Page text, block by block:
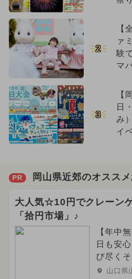
2
【
ァ
験
マ
3
【
日
み
イ
PR 岡山県近郊のオスス
大人気☆10円でクレーン
「拾円市場」♪
【年中
日も安
び尽く
山口県